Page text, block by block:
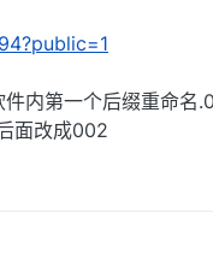
内第一个后缀重命名
面改成002